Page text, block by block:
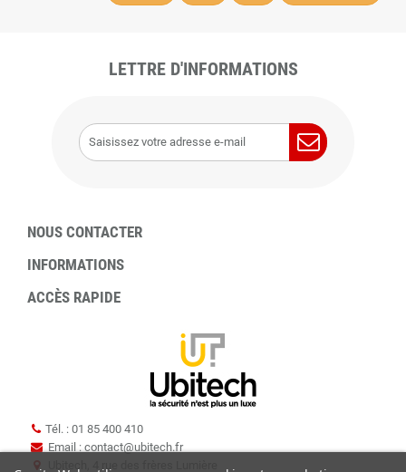
LETTRE D'INFORMATIONS
NOUS CONTACTER
INFORMATIONS
ACCÈS RAPIDE
Tél. : 01 85 400 410
Email : contact@ubitech.fr